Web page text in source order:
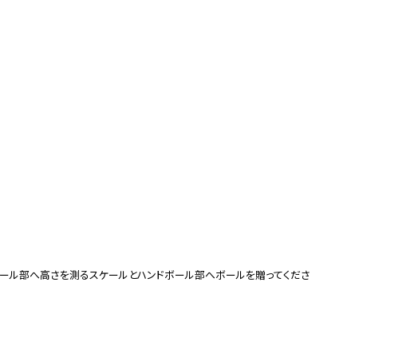
部へ高さを測るスケールとハンドボール部へボールを贈ってくださ